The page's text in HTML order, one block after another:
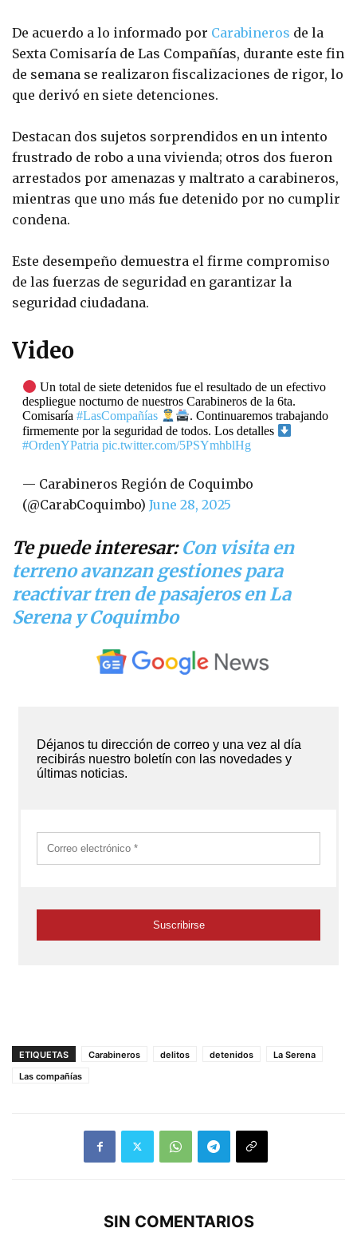
De acuerdo a lo informado por Carabineros de la
Sexta Comisaría de Las Compañías, durante este fin
de semana se realizaron fiscalizaciones de rigor, lo
que derivó en siete detenciones.
Destacan dos sujetos sorprendidos en un intento
frustrado de robo a una vivienda; otros dos fueron
arrestados por amenazas y maltrato a carabineros,
mientras que uno más fue detenido por no cumplir
condena.
Este desempeño demuestra el firme compromiso
de las fuerzas de seguridad en garantizar la
seguridad ciudadana.
Video
Un total de siete detenidos fue el resultado de un efectivo
despliegue nocturno de nuestros Carabineros de la 6ta.
Comisaría #LasCompañías
. Continuaremos trabajando
firmemente por la seguridad de todos. Los detalles
#OrdenYPatria pic.twitter.com/5PSYmhblHg
— Carabineros Región de Coquimbo
(@CarabCoquimbo) June 28, 2025
Te puede interesar:Con visita en
terreno avanzan gestiones para
reactivar tren de pasajeros en La
Serena y Coquimbo
ETIQUETAS Carabineros delitos detenidos
La Serena
Las compañías
SIN COMENTARIOS